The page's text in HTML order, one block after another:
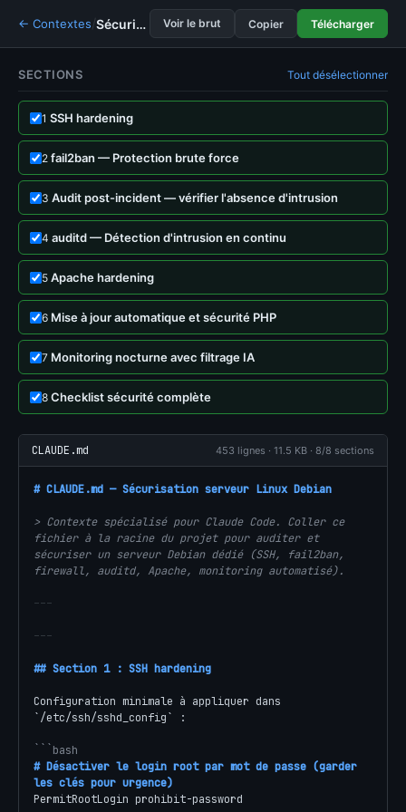
← Contextes/ Sécurisation serveur Linux Debian — personnaliser
Voir le brut Copier Télécharger
SECTIONS Tout désélectionner
1 SSH hardening
2 fail2ban — Protection brute force
3 Audit post-incident — vérifier l'absence d'intrusion
4 auditd — Détection d'intrusion en continu
5 Apache hardening
6 Mise à jour automatique et sécurité PHP
7 Monitoring nocturne avec filtrage IA
8 Checklist sécurité complète
CLAUDE.md 453 lignes · 11.5 KB · 8/8 sections
# CLAUDE.md — Sécurisation serveur Linux Debian
> Contexte spécialisé pour Claude Code. Coller ce
fichier à la racine du projet pour auditer et
sécuriser un serveur Debian dédié (SSH, fail2ban,
firewall, auditd, Apache, monitoring automatisé).
---
---
## Section 1 : SSH hardening
Configuration minimale à appliquer dans
`/etc/ssh/sshd_config` :
```bash
# Désactiver le login root par mot de passe (garder
les clés pour urgence)
PermitRootLogin prohibit-password